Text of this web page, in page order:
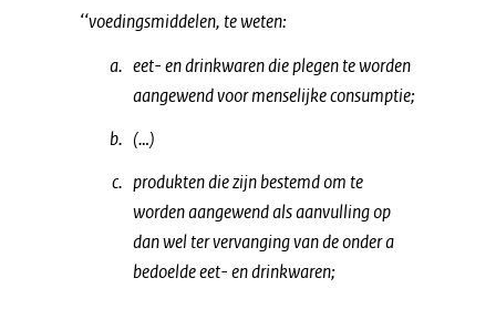
‘‘voedingsmiddelen, te weten:
eet- en drinkwaren die plegen te worden
aangewend voor menselijke consumptie;
(…)
produkten die zijn bestemd om te
worden aangewend als aanvulling op
dan wel ter vervanging van de onder a
bedoelde eet- en drinkwaren;